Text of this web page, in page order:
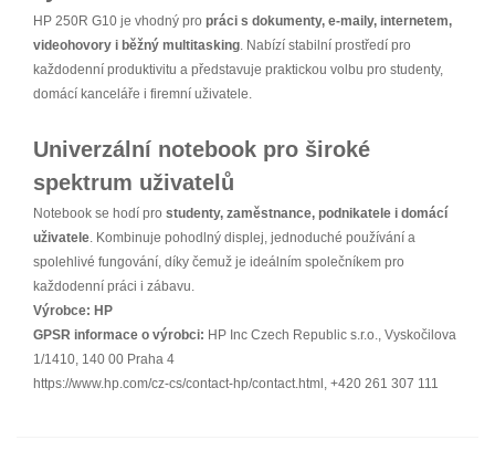
HP 250R G10 je vhodný pro práci s dokumenty, e-maily, internetem,
videohovory i běžný multitasking. Nabízí stabilní prostředí pro
každodenní produktivitu a představuje praktickou volbu pro studenty,
domácí kanceláře i firemní uživatele.
Univerzální notebook pro široké
spektrum uživatelů
Notebook se hodí pro studenty, zaměstnance, podnikatele i domácí
uživatele. Kombinuje pohodlný displej, jednoduché používání a
spolehlivé fungování, díky čemuž je ideálním společníkem pro
každodenní práci i zábavu.
Výrobce: HP
GPSR informace o výrobci: HP Inc Czech Republic s.r.o., Vyskočilova
1/1410, 140 00 Praha 4
https://www.hp.com/cz-cs/contact-hp/contact.html, +420 261 307 111